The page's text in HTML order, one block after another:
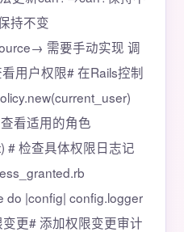
持不变
需要手动实现 调
用户权限# 在Rails控制
看适用的角色
# 检查具体权限日志记
do |config| config.logger
更# 添加权限变更审计